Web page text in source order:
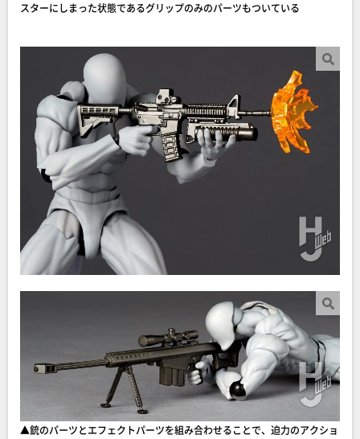
スターにしまった状態であるグリップのみのパーツもついている
▲銃のパーツとエフェクトパーツを組み合わせることで、迫力のアクショ